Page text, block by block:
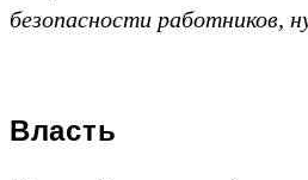
безопасности работников,
Власть